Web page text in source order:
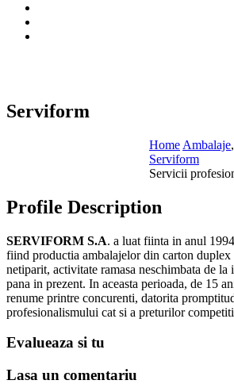
Serviform
Home Ambalaje,
Serviform
Servicii
Profile Description
SERVIFORM S.A. a luat fiinta in anul
fiind productia ambalajelor din carton
netiparit, activitate ramasa neschimbata de la
pana in prezent. In aceasta perioada, de 15
renume printre concurenti, datorita
profesionalismului cat si a preturilor
Evalueaza si tu
Lasa un comentariu